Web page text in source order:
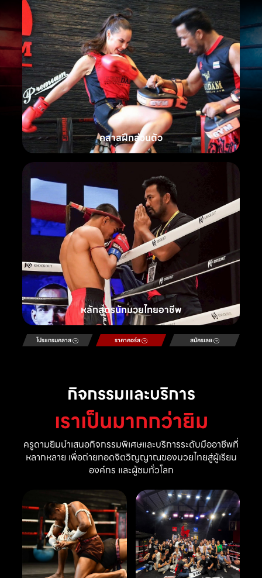
คลาสฝึกส่วนตัว
หลักสูตรนักมวยไทยอาชีพ
โปรแกรมคลาส ราคาคอร์ส สมัครเลย
กิจกรรมและบริการ
เราเป็นมากกว่ายิม
ครูดามยิมนำเสนอกิจกรรมพิเศษและบริการระดับมืออาชีพที่
หลากหลาย เพื่อถ่ายทอดจิตวิญญาณของมวยไทยสู่ผู้เรียน
องค์กร และผู้ชมทั่วโลก